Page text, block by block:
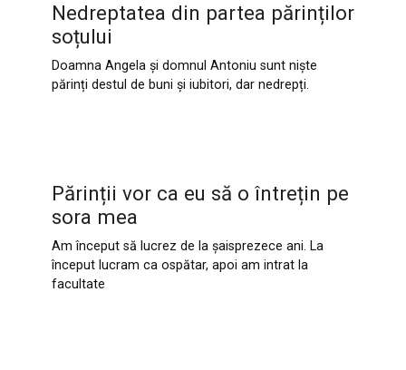
Nedreptatea din partea părinților
soțului
Doamna Angela și domnul Antoniu sunt niște
părinți destul de buni și iubitori, dar nedrepți.
Părinții vor ca eu să o întrețin pe
sora mea
Am început să lucrez de la șaisprezece ani. La
început lucram ca ospătar, apoi am intrat la
facultate